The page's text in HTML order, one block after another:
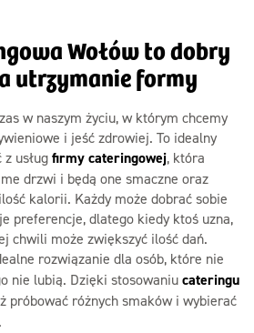
Wołów to dobry
utrzymanie formy
w naszym życiu, w którym chcemy
i jeść zdrowiej. To idealny
usług firmy cateringowej, która
drzwi i będą one smaczne oraz
kalorii. Każdy może dobrać sobie
preferencje, dlatego kiedy ktoś uzna,
chwili może zwiększyć ilość dań.
rozwiązanie dla osób, które nie
nie lubią. Dzięki stosowaniu cateringu
próbować różnych smaków i wybierać